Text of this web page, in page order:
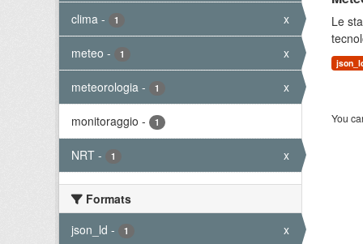
clima - 1 x
meteo - 1 x
meteorologia - 1 x
monitoraggio - 1
NRT - 1 x
Formats
json_ld - 1 x
Le
You